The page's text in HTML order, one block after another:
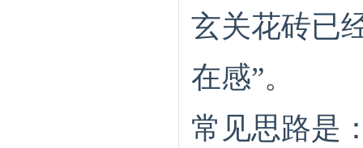
玄关花砖已
在感”。
常见思路是